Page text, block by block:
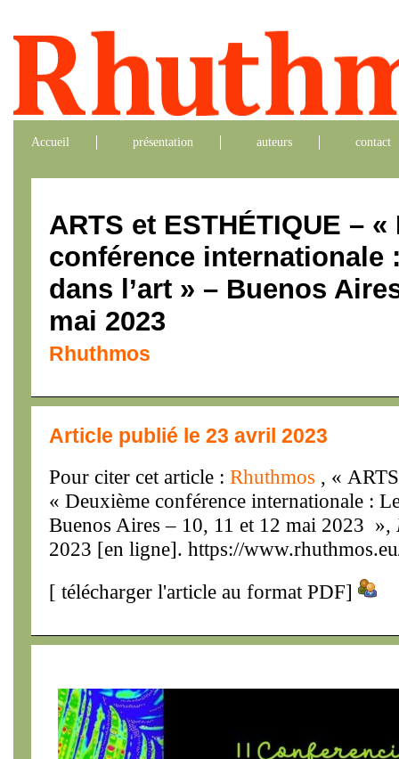
Accueil présentation auteurs contact
ARTS et ESTHÉTIQUE –
conférence internationale
dans l’art » – Buenos
mai 2023
Rhuthmos
Article publié le 23 avril 2023
Pour citer cet article : Rhuthmos , «
« Deuxième conférence internationale :
Buenos Aires – 10, 11 et 12 mai 2023 »,
2023 [en ligne]. https://
[ télécharger l'article au format PDF]